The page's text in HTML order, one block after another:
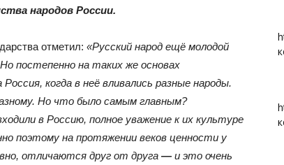
Тюменцевский
народов России.
отметил: «Русский народ ещё молодой
постепенно на таких же основах
когда в неё вливались разные народы.
Но что было самым главным?
в Россию, полное уважение к их культуре
поэтому на протяжении веков ценности у
отличаются друг от друга — и это очень